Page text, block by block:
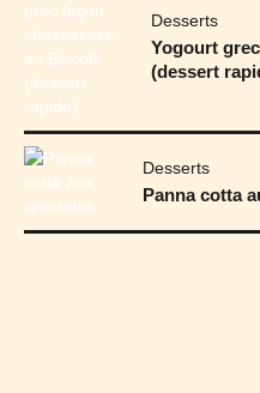
Desserts
Yogourt
(dessert
Desserts
Panna cotta